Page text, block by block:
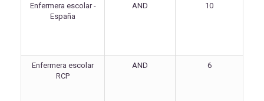
Enfermera escolar -
España
AND 10
Enfermera escolar
RCP
AND 6